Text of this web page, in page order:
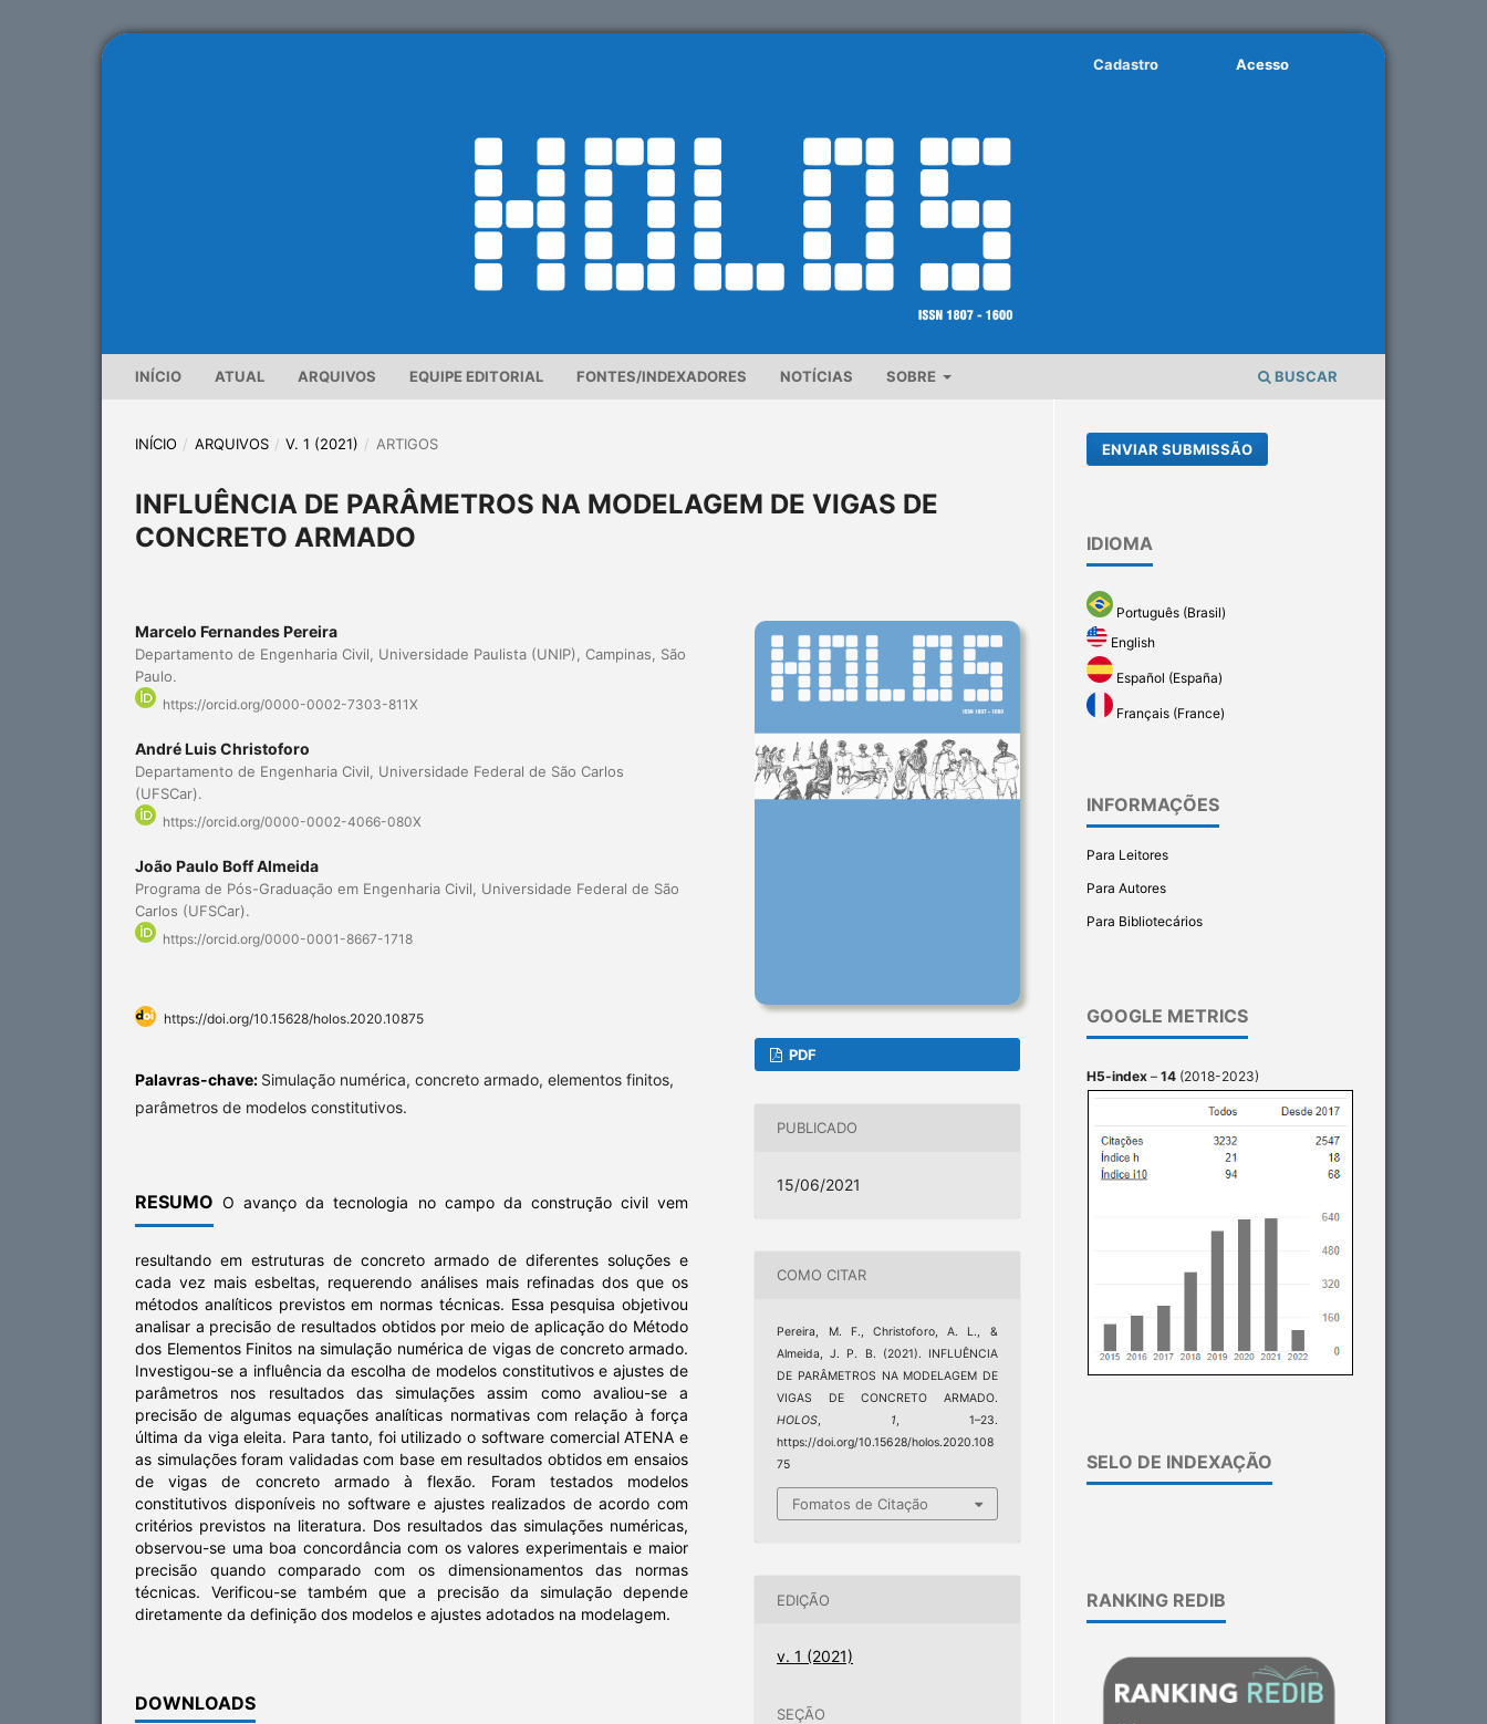
INÍCIO ATUAL ARQUIVOS EQUIPE EDITORIAL FONTES/INDEXADORES NOTÍCIAS SOBRE BUSCAR
Cadastro Acesso
INÍCIO / ARQUIVOS / V. 1 (2021) / ARTIGOS
INFLUÊNCIA DE PARÂMETROS NA MODELAGEM DE VIGAS DE
CONCRETO ARMADO
Marcelo Fernandes Pereira
Departamento de Engenharia Civil, Universidade Paulista (UNIP), Campinas, São
Paulo.
https://orcid.org/0000-0002-7303-811X
André Luis Christoforo
Departamento de Engenharia Civil, Universidade Federal de São Carlos
(UFSCar).
https://orcid.org/0000-0002-4066-080X
João Paulo Boff Almeida
Programa de Pós-Graduação em Engenharia Civil, Universidade Federal de São
Carlos (UFSCar).
https://orcid.org/0000-0001-8667-1718
https://doi.org/10.15628/holos.2020.10875
Palavras-chave: Simulação numérica, concreto armado, elementos finitos,
parâmetros de modelos constitutivos.
RESUMO O avanço da tecnologia no campo da construção civil vem
resultando em estruturas de concreto armado de diferentes soluções e
cada vez mais esbeltas, requerendo análises mais refinadas dos que os
métodos analíticos previstos em normas técnicas. Essa pesquisa objetivou
analisar a precisão de resultados obtidos por meio de aplicação do Método
dos Elementos Finitos na simulação numérica de vigas de concreto armado.
Investigou-se a influência da escolha de modelos constitutivos e ajustes de
parâmetros nos resultados das simulações assim como avaliou-se a
precisão de algumas equações analíticas normativas com relação à força
última da viga eleita. Para tanto, foi utilizado o software comercial ATENA e
as simulações foram validadas com base em resultados obtidos em ensaios
de vigas de concreto armado à flexão. Foram testados modelos
constitutivos disponíveis no software e ajustes realizados de acordo com
critérios previstos na literatura. Dos resultados das simulações numéricas,
observou-se uma boa concordância com os valores experimentais e maior
precisão quando comparado com os dimensionamentos das normas
técnicas. Verificou-se também que a precisão da simulação depende
diretamente da definição dos modelos e ajustes adotados na modelagem.
DOWNLOADS
PDF
PUBLICADO
15/06/2021
COMO CITAR
Pereira, M. F., Christoforo, A. L., &
Almeida, J. P. B. (2021). INFLUÊNCIA
DE PARÂMETROS NA MODELAGEM DE
VIGAS DE CONCRETO ARMADO.
HOLOS
1 , 1–23.
https://doi.org/10.15628/holos.2020.108
75
Fomatos de Citação
EDIÇÃO
v. 1 (2021)
SEÇÃO
ENVIAR SUBMISSÃO
IDIOMA
Português (Brasil)
English
Español (España)
Français (France)
INFORMAÇÕES
Para Leitores
Para Autores
Para Bibliotecários
GOOGLE METRICS
H5-index – 14 (2018-2023)
SELO DE INDEXAÇÃO
RANKING REDIB